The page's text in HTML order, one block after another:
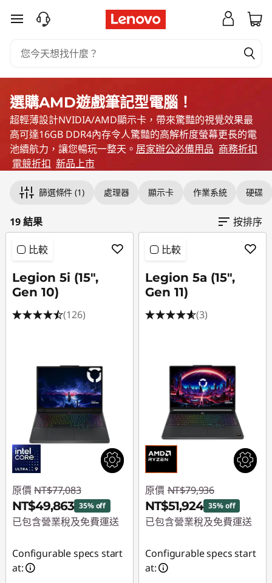
購
e
n
o
v
A
M
D
遊
電
腦
跳至主要內容
選購AMD遊戲筆記型電腦！
超輕薄設計NVIDIA/AMD顯示卡，帶來驚豔的視覺效果最
高可達16GB DDR4內存令人驚豔的高解析度螢幕更長的電
池續航力，讓您暢玩一整天。 居家辦公必備用品 商務折扣
電競折扣 新品上市
篩選條件(1) 處理器 顯示卡 作業系統 硬碟
19 結果 按排序
比較
Legion 5i (15",
Gen 10)
(126)
原價 NT$77,083
NT$49,863 35% off
已包含營業稅及免費運送
NT$27,220
Configurable specs start
at:
比較
Legion 5a (15",
Gen 11)
(3)
原價 NT$79,936
NT$51,924 35% off
已包含營業稅及免費運送
NT$28,012
Configurable specs start
at: